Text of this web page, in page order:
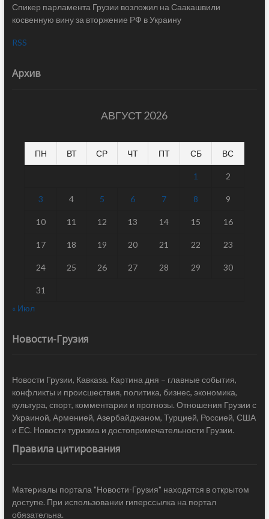
Спикер парламента Грузии возложил на Саакашвили
косвенную вину за вторжение РФ в Украину
RSS
Архив
АВГУСТ 2026
ПН ВТ СР ЧТ ПТ СБ ВС
1 2
3 4 5 6 7 8 9
10 11 12 13 14 15 16
17 18 19 20 21 22 23
24 25 26 27 28 29 30
31
« Июл
Новости-Грузия
Новости Грузии, Кавказа. Картина дня – главные события,
конфликты и происшествия, политика, бизнес, экономика,
культура, спорт, комментарии и прогнозы. Отношения Грузии с
Украиной, Арменией, Азербайджаном, Турцией, Россией, США
и ЕС. Новости туризма и достопримечательности Грузии.
Правила цитирования
Материалы портала "Новости-Грузия" находятся в открытом
доступе. При использовании гиперссылка на портал
обязательна.